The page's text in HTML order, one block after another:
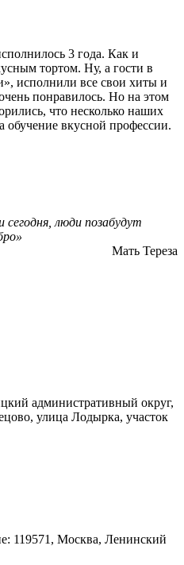
3 года. Как и
тортом. Ну, а гости в
исполнили все свои хиты и
понравилось. Но на этом
что несколько наших
обучение вкусной профессии.
люди позабудут
Мать Тереза
административный округ,
улица Лодырка, участок
119571, Москва, Ленинский